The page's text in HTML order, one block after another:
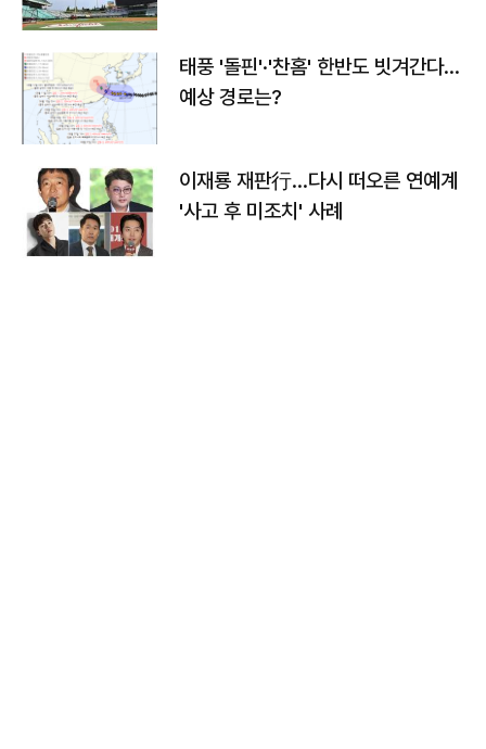
태풍 '돌핀'·'찬홈' 한반도 빗겨간다…
예상 경로는?
이재룡 재판行…다시 떠오른 연예계
'사고 후 미조치' 사례